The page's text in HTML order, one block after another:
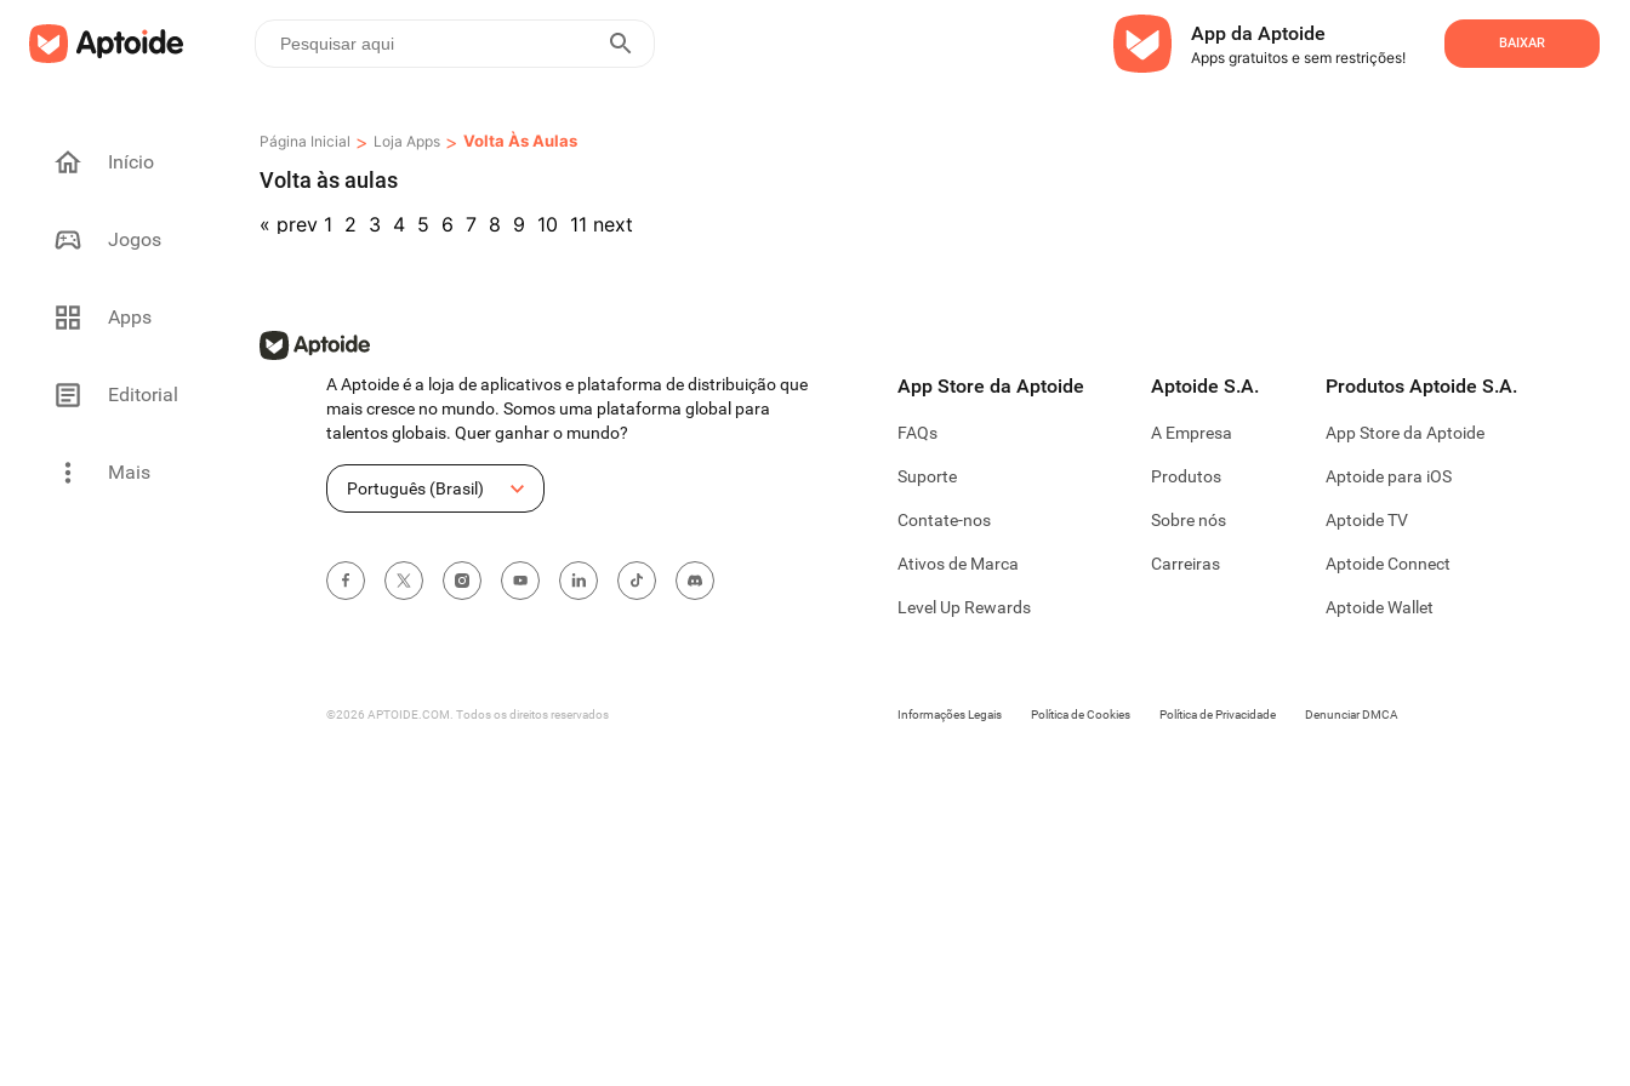
App da Aptoide
Apps gratuitos e sem restrições!
BAIXAR
Início
Jogos
Apps
Editorial
Mais
Página Inicial > Loja Apps > Volta Às Aulas
Volta às aulas
« prev 1 2 3 4 5 6 7 8 9 10 11 next
A Aptoide é a loja de aplicativos e plataforma de distribuição que
mais cresce no mundo. Somos uma plataforma global para
talentos globais. Quer ganhar o mundo?
Português (Brasil)
©2026 APTOIDE.COM. Todos os direitos reservados
App Store da Aptoide
FAQs
Suporte
Contate-nos
Ativos de Marca
Level Up Rewards
Informações Legais Política de Cookies Política de Privacidade Denunciar DMCA
Aptoide S.A.
A Empresa
Produtos
Sobre nós
Carreiras
Produtos Aptoide S.A.
App Store da Aptoide
Aptoide para iOS
Aptoide TV
Aptoide Connect
Aptoide Wallet